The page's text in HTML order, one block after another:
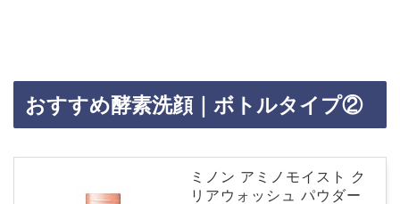
おすすめ酵素洗顔｜ボトルタイプ②
ミノン アミノモイスト ク
リアウォッシュ パウダー